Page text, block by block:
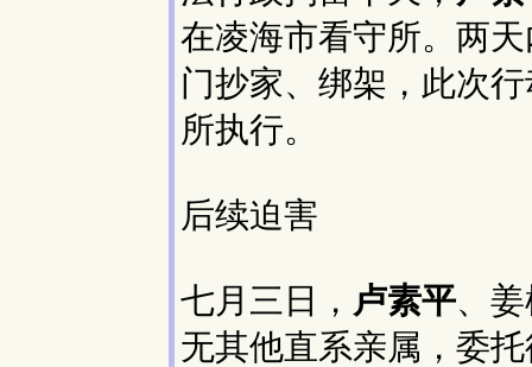
在凌海市看守所。两
门抄家、绑架，此次
所执行。
后续迫害
七月三日， 卢素平、
无其他直系亲属，委